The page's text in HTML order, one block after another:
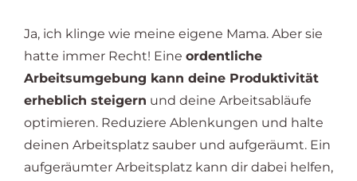
Ja, ich klinge wie meine eigene Mama. Aber sie
hatte immer Recht! Eine ordentliche
Arbeitsumgebung kann deine Produktivität
erheblich steigern und deine Arbeitsabläufe
optimieren. Reduziere Ablenkungen und halte
deinen Arbeitsplatz sauber und aufgeräumt. Ein
aufgeräumter Arbeitsplatz kann dir dabei helfen,